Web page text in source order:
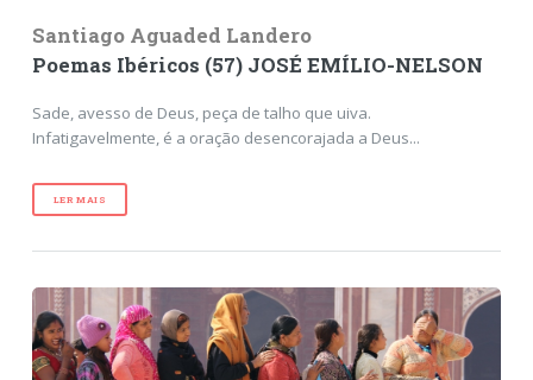
Santiago Aguaded Landero
Poemas Ibéricos (57) JOSÉ EMÍLIO-NELSON
Sade, avesso de Deus, peça de talho que uiva.
Infatigavelmente, é a oração desencorajada a Deus...
LER MAIS